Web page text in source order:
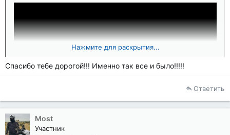
Нажмите для раскрытия...
Спасибо тебе дорогой!!! Именно так все и было!!!!!
Ответить
Most
Участник